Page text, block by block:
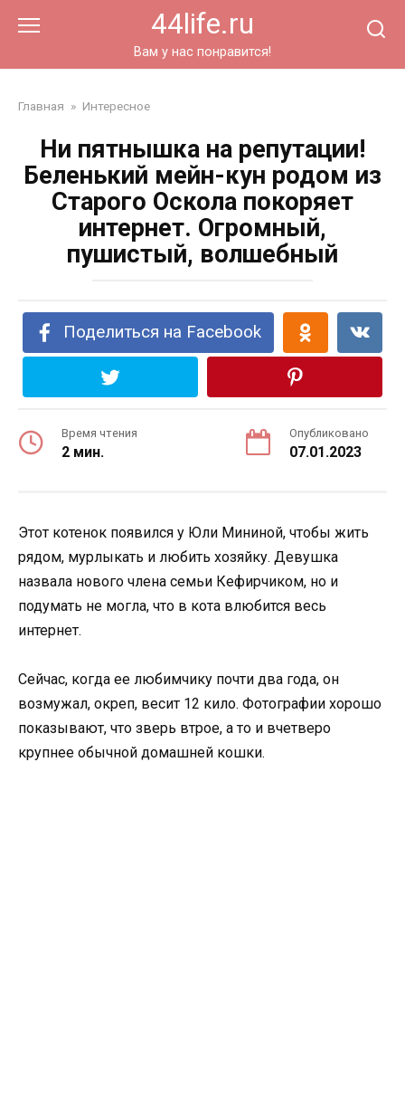
44life.ru
Вам у нас понравится!
Главная » Интересное
Ни пятнышка на репутации!
Беленький мейн-кун родом из
Старого Оскола покоряет
интернет. Огромный,
пушистый, волшебный
Поделиться на Facebook
Время чтения
2 мин.
Опубликовано
07.01.2023
Этот котенок появился у Юли Мининой, чтобы жить
рядом, мурлыкать и любить хозяйку. Девушка
назвала нового члена семьи Кефирчиком, но и
подумать не могла, что в кота влюбится весь
интернет.
Сейчас, когда ее любимчику почти два года, он
возмужал, окреп, весит 12 кило. Фотографии хорошо
показывают, что зверь втрое, а то и вчетверо
крупнее обычной домашней кошки.